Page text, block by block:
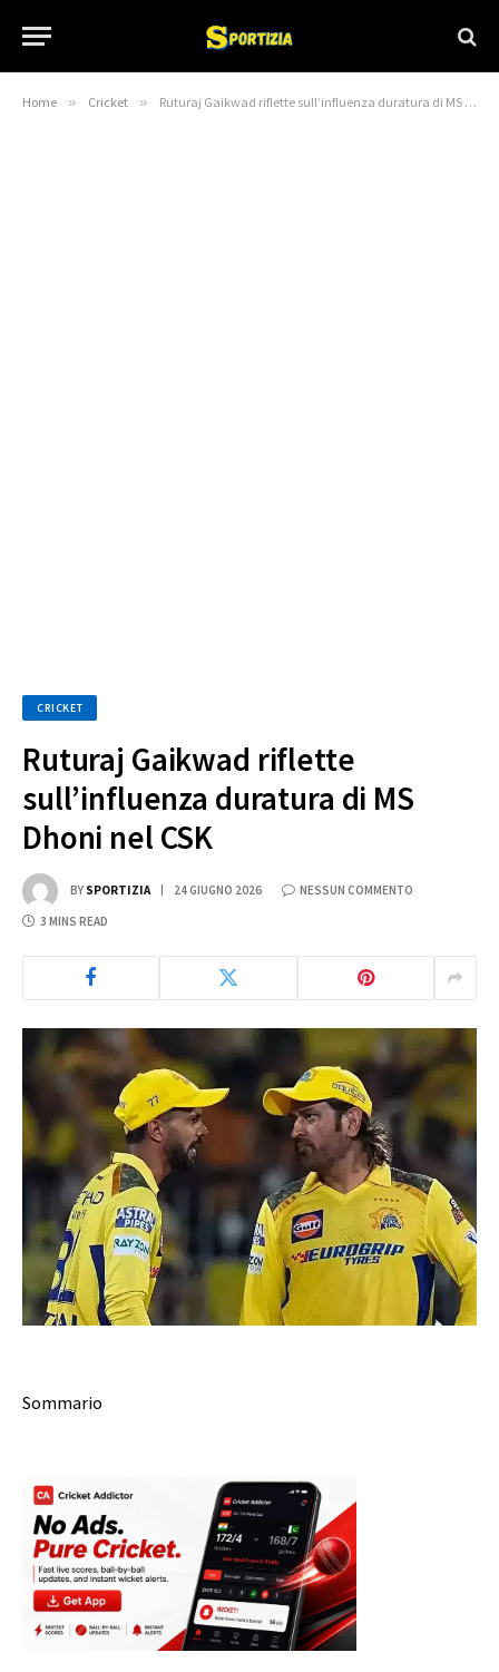
Home » Cricket » Ruturaj Gaikwad riflette sull’influenza duratura di MS Dhoni nel CSK
CRICKET
Ruturaj Gaikwad riflette
sull’influenza duratura di MS
Dhoni nel CSK
BY SPORTIZIA 24 GIUGNO 2026 NESSUN COMMENTO
3 MINS READ
Sommario